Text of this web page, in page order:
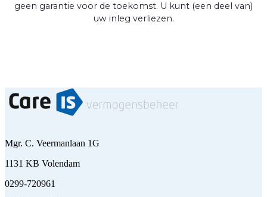
geen garantie voor de toekomst. U kunt (een deel van)
uw inleg verliezen.
Mgr. C. Veermanlaan 1G
1131 KB Volendam
0299-720961